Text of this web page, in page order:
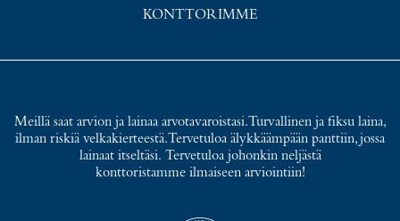
KONTTORIMME
Meillä saat arvion ja lainaa arvotavaroistasi. Turvallinen ja fiksu laina,
ilman riskiä velkakierteestä. Tervetuloa älykkäämpään panttiin, jossa
lainaat itseltäsi. Tervetuloa johonkin neljästä
konttoristamme ilmaiseen arviointiin!